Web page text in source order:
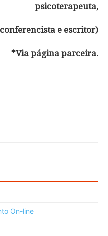
psicoterapeuta,
conferencista e escritor)
*Via página parceira.